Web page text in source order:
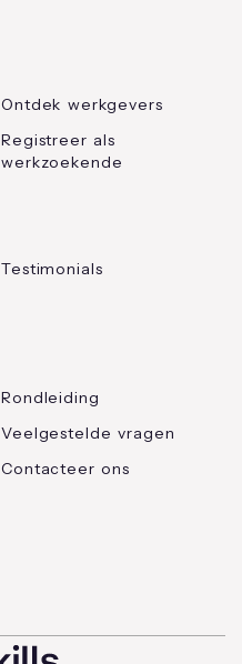
Ontdek werkgevers
Registreer als
werkzoekende
Testimonials
Rondleiding
Veelgestelde vragen
Contacteer ons